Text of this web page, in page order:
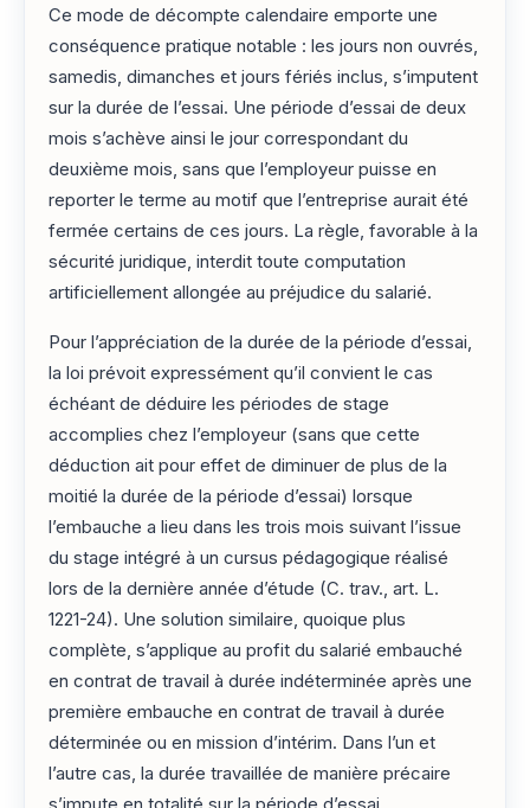
Ce mode de décompte calendaire emporte une
conséquence pratique notable : les jours non ouvrés,
samedis, dimanches et jours fériés inclus, s’imputent
sur la durée de l’essai. Une période d’essai de deux
mois s’achève ainsi le jour correspondant du
deuxième mois, sans que l’employeur puisse en
reporter le terme au motif que l’entreprise aurait été
fermée certains de ces jours. La règle, favorable à la
sécurité juridique, interdit toute computation
artificiellement allongée au préjudice du salarié.
Pour l’appréciation de la durée de la période d’essai,
la loi prévoit expressément qu’il convient le cas
échéant de déduire les périodes de stage
accomplies chez l’employeur (sans que cette
déduction ait pour effet de diminuer de plus de la
moitié la durée de la période d’essai) lorsque
l’embauche a lieu dans les trois mois suivant l’issue
du stage intégré à un cursus pédagogique réalisé
lors de la dernière année d’étude (C. trav., art. L.
1221-24). Une solution similaire, quoique plus
complète, s’applique au profit du salarié embauché
en contrat de travail à durée indéterminée après une
première embauche en contrat de travail à durée
déterminée ou en mission d’intérim. Dans l’un et
l’autre cas, la durée travaillée de manière précaire